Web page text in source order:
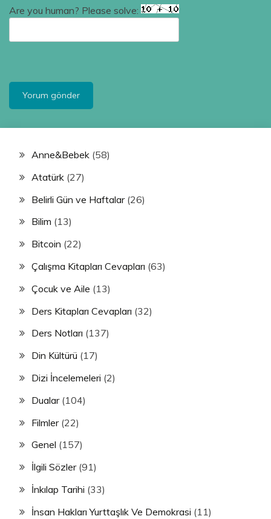
Are you human? Please solve:
Anne&Bebek (58)
Atatürk (27)
Belirli Gün ve Haftalar(26)
Bilim (13)
Bitcoin (22)
Çalışma Kitapları Cevapları (63)
Çocuk ve Aile (13)
Ders Kitapları Cevapları (32)
Ders Notları (137)
Din Kültürü (17)
Dizi İncelemeleri (2)
Dualar(104)
Filmler(22)
Genel (157)
İlgili Sözler(91)
İnkılap Tarihi (33)
İnsan Hakları Yurttaşlık Ve Demokrasi (11)